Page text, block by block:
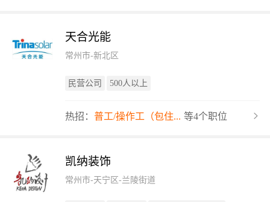
天合光能
常州市-新北区
民营公司 500人以上
热招： 普工/操作工（包住... 等4个职位
凯纳装饰
常州市-天宁区-兰陵街道